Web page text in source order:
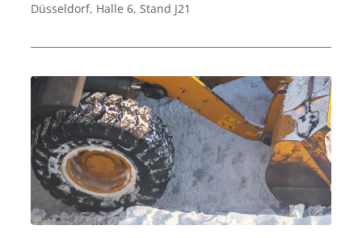
Düsseldorf, Halle 6, Stand J21